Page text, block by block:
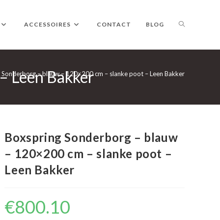
ACCESSOIRES CONTACT BLOG TOGGLE
WEBSITE
Leen Bakker
– blauw – 120×200 cm – slanke poot – Leen Bakker
Boxspring Sonderborg – blauw
– 120×200 cm – slanke poot –
Leen Bakker
€800.10